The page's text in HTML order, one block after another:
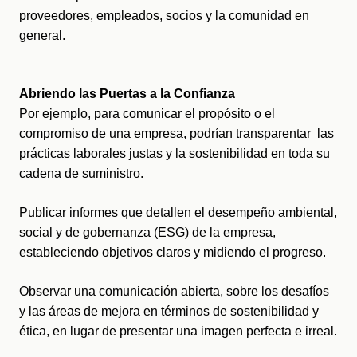
proveedores, empleados, socios y la comunidad en
general.
Abriendo las Puertas a la Confianza
Por ejemplo, para comunicar el propósito o el
compromiso de una empresa, podrían transparentar  las
prácticas laborales justas y la sostenibilidad en toda su
cadena de suministro.
Publicar informes que detallen el desempeño ambiental,
social y de gobernanza (ESG) de la empresa,
estableciendo objetivos claros y midiendo el progreso.
Observar una comunicación abierta, sobre los desafíos
y las áreas de mejora en términos de sostenibilidad y
ética, en lugar de presentar una imagen perfecta e irreal.